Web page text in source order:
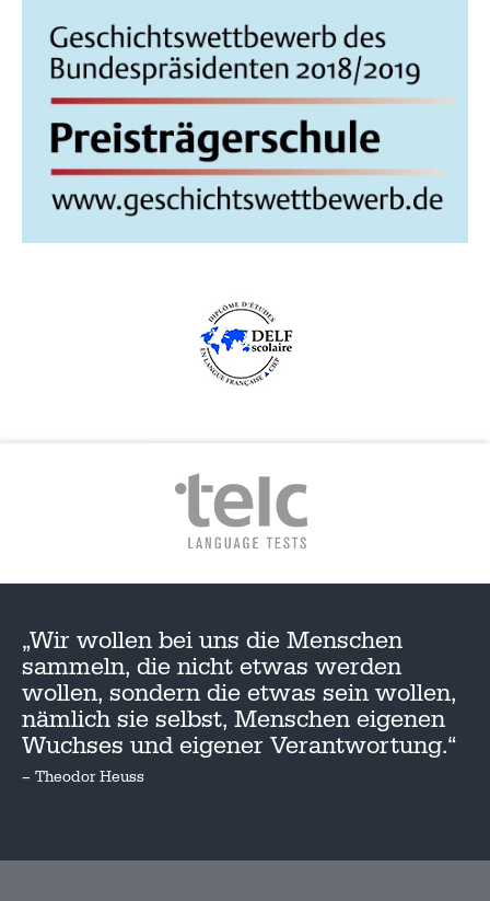
„Wir wollen bei uns die Menschen
sammeln, die nicht etwas werden
wollen, sondern die etwas sein wollen,
nämlich sie selbst, Menschen eigenen
Wuchses und eigener Verantwortung.“
– Theodor Heuss